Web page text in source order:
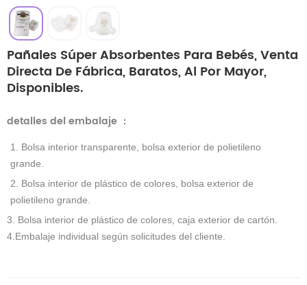
Pañales Súper Absorbentes Para Bebés, Venta
Directa De Fábrica, Baratos, Al Por Mayor,
Disponibles.
detalles del embalaje ：
1. Bolsa interior transparente, bolsa exterior de polietileno
grande.
2. Bolsa interior de plástico de colores, bolsa exterior de
polietileno grande.
3. Bolsa interior de plástico de colores, caja exterior de cartón.
4.Embalaje individual según solicitudes del cliente.